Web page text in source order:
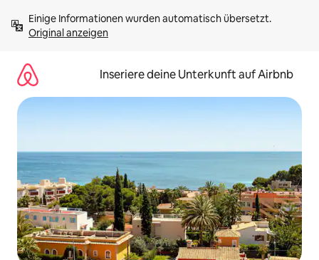
Inhalten
springenOriginal anzeigen
Inseriere deine Unterkunft auf Airbnb